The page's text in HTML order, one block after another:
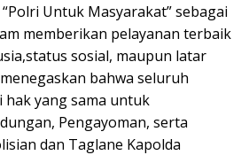
Untuk Masyarakat” sebagai
memberikan pelayanan terbaik
sosial, maupun latar
bahwa seluruh
hak yang sama untuk
Pengayoman, serta
dan Taglane Kapolda